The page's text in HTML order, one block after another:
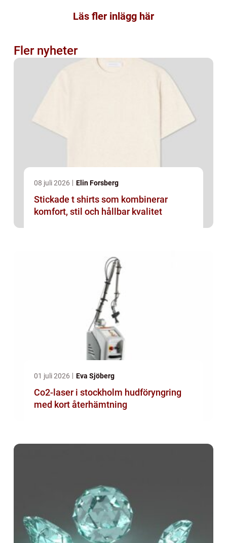
Läs fler inlägg här
Fler nyheter
08 juli 2026 Elin Forsberg
Stickade t shirts som kombinerar
komfort, stil och hållbar kvalitet
01 juli 2026 Eva Sjöberg
Co2-laser i stockholm hudföryngring
med kort återhämtning